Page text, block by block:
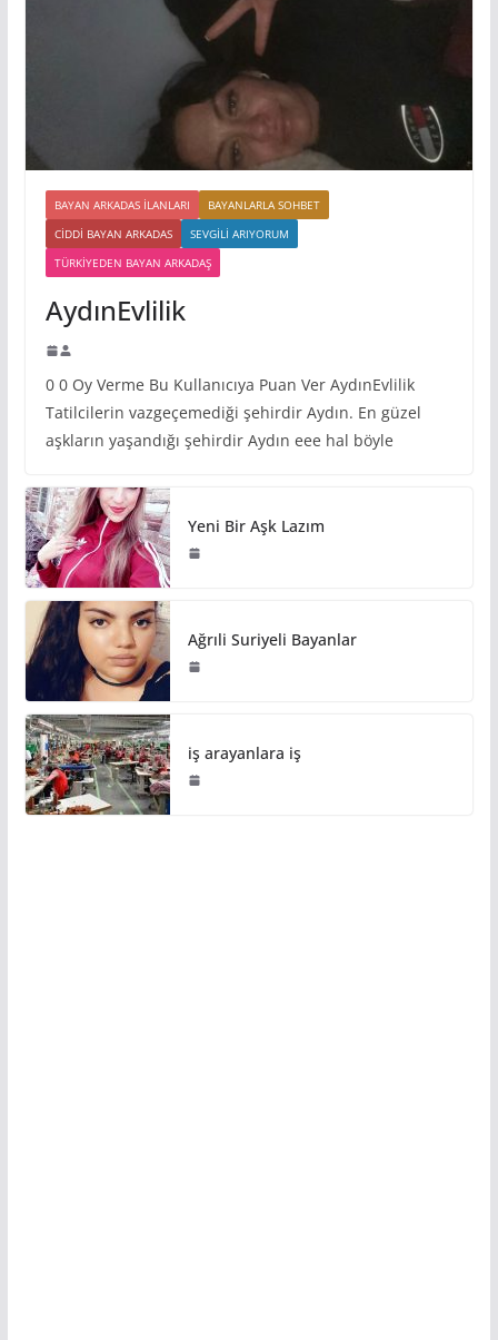
BAYAN ARKADAS ILANLARI
BAYANLARLA SOHBET
CIDDI BAYAN ARKADAS
SEVGILI ARIYORUM
TÜRKIYEDEN BAYAN ARKADAŞ
AydınEvlilik
0 0 Oy Verme Bu Kullanıcıya Puan Ver AydınEvlilik
Tatilcilerin vazgeçemediği şehirdir Aydın. En güzel
aşkların yaşandığı şehirdir Aydın eee hal böyle
Yeni Bir Aşk Lazım
Ağrıli Suriyeli Bayanlar
iş arayanlara iş